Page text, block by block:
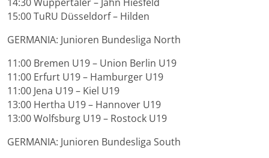
14:30 Wuppertaler – Jahn Hiesfeld
15:00 TuRU Düsseldorf – Hilden
GERMANIA: Junioren Bundesliga North
11:00 Bremen U19 – Union Berlin U19
11:00 Erfurt U19 – Hamburger U19
11:00 Jena U19 – Kiel U19
13:00 Hertha U19 – Hannover U19
13:00 Wolfsburg U19 – Rostock U19
GERMANIA: Junioren Bundesliga South